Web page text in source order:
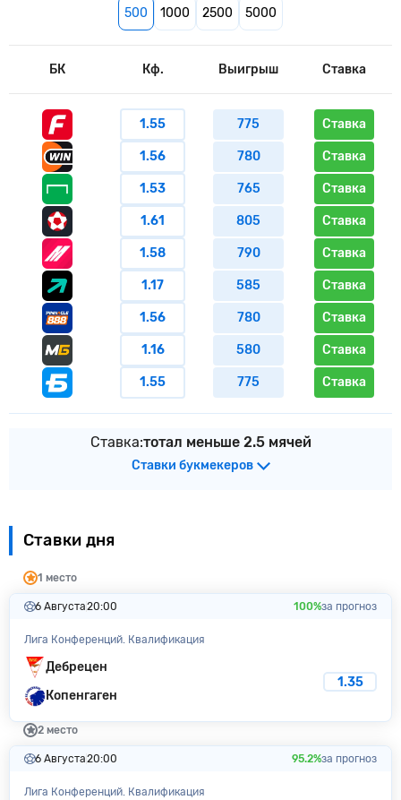
500
1000 2500 5000
БК Кф. Выигрыш Ставка
1.55 775 Ставка
1.56 780 Ставка
1.53 765 Ставка
1.61 805 Ставка
1.58 790 Ставка
1.17 585 Ставка
1.56 780 Ставка
1.16 580 Ставка
1.55 775 Ставка
Ставка:тотал меньше 2.5 мячей
Ставки букмекеров
Ставки дня
1 место
6 Августа20:00 100%за прогноз
Лига Конференций. Квалификация
Дебрецен
Копенгаген
1.35
2 место
6 Августа20:00 95.2%за прогноз
Лига Конференций. Квалификация